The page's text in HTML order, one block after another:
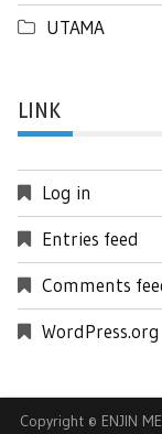
UTAMA
LINK
Log in
Entries feed
Comments
WordPress.org
Copyright © ENJIN